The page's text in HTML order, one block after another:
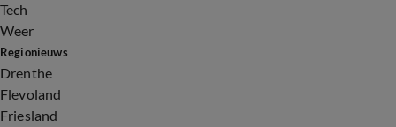
Tech
Weer
Regionieuws
Drenthe
Flevoland
Friesland